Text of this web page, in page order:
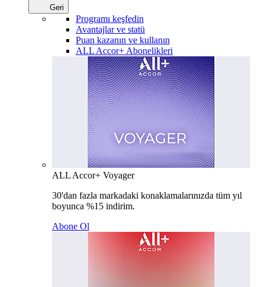
Geri
Programı keşfedin
Avantajlar ve statü
Puan kazanın ve kullanın
ALL Accor+ Abonelikleri
ALL Accor+ Voyager
30'dan fazla markadaki konaklamalarınızda tüm yıl
boyunca %15 indirim.
Abone Ol